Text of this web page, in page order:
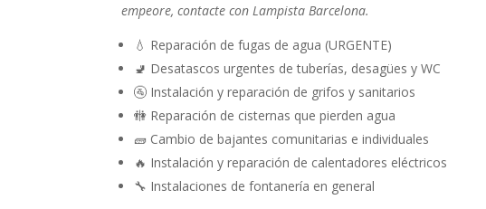
empeore, contacte con Lampista Barcelona.
💧 Reparación de fugas de agua (URGENTE)
🚽 Desatascos urgentes de tuberías, desagües y WC
🚰 Instalación y reparación de grifos y sanitarios
🚻 Reparación de cisternas que pierden agua
🧱 Cambio de bajantes comunitarias e individuales
🔥 Instalación y reparación de calentadores eléctricos
🔧 Instalaciones de fontanería en general